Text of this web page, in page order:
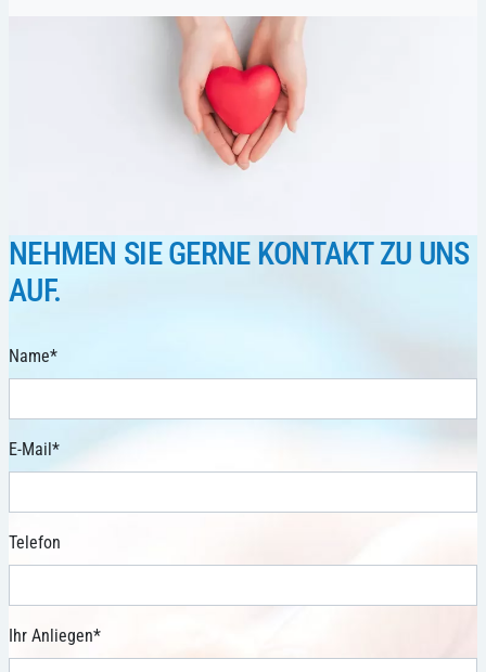
NEHMEN SIE GERNE KONTAKT ZU UNS
AUF.
Name*
E-Mail *
Telefon
Ihr Anliegen*